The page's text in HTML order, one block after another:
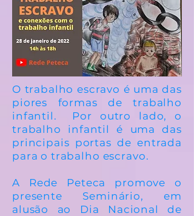
O trabalho escravo é uma das
piores formas de trabalho
infantil. Por outro lado, o
trabalho infantil é uma das
principais portas de entrada
para o trabalho escravo.
A Rede Peteca promove o
presente Seminário, em
alusão ao Dia Nacional de